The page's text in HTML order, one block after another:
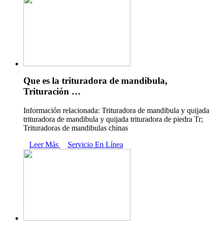
Que es la trituradora de mandibula,
Trituración …
Información relacionada: Trituradora de mandibula y quijada
trituradora de mandibula y quijada trituradora de piedra Tr;
Trituradoras de mandibulas chinas
Leer Más
Servicio En Línea